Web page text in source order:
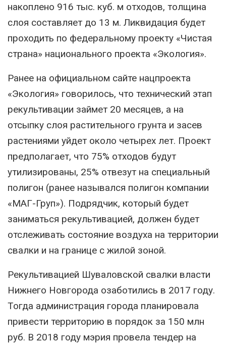
накоплено 916 тыс. куб. м отходов, толщина
слоя составляет до 13 м. Ликвидация будет
проходить по федеральному проекту «Чистая
страна» национального проекта «Экология».
Ранее на официальном сайте нацпроекта
«Экология» говорилось, что технический этап
рекультивации займет 20 месяцев, а на
отсыпку слоя растительного грунта и засев
растениями уйдет около четырех лет. Проект
предполагает, что 75% отходов будут
утилизированы, 25% отвезут на специальный
полигон (ранее назывался полигон компании
«МАГ-Груп»). Подрядчик, который будет
заниматься рекультивацией, должен будет
отслеживать состояние воздуха на территории
свалки и на границе с жилой зоной.
Рекультивацией Шуваловской свалки власти
Нижнего Новгорода озаботились в 2017 году.
Тогда администрация города планировала
привести территорию в порядок за 150 млн
руб. В 2018 году мэрия провела тендер на